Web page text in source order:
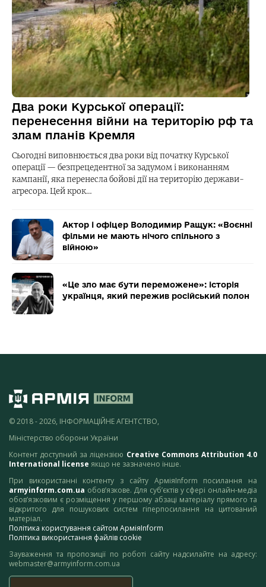
Два роки Курської операції:
перенесення війни на територію рф та
злам планів Кремля
Сьогодні виповнюється два роки від початку Курської
операції — безпрецедентної за задумом і виконанням
кампанії, яка перенесла бойові дії на територію держави-
агресора. Цей крок…
Актор і офіцер Володимир Ращук: «Воєнні
фільми не мають нічого спільного з
війною»
«Це зло має бути переможене»: історія
українця, який пережив російський полон
© 2018 - 2026, ІНФОРМАЦІЙНЕ АГЕНТСТВО,
Міністерство оборони України
Контент доступний за ліцензією Creative Commons Attribution 4.0
International license якщо не зазначено інше.
При використанні контенту з сайту АрміяInform посилання на
armyinform.com.ua обов’язкове. Для суб’єктів у сфері онлайн-медіа
обов’язковим є розміщення у першому абзаці матеріалу прямого та
відкритого для пошукових систем гіперпосилання на цитований
матеріал.
Політика користування сайтом АрміяInform
Політика використання файлів cookie
Зауваження та пропозиції по роботі сайту надсилайте на адресу:
webmaster@armyinform.com.ua